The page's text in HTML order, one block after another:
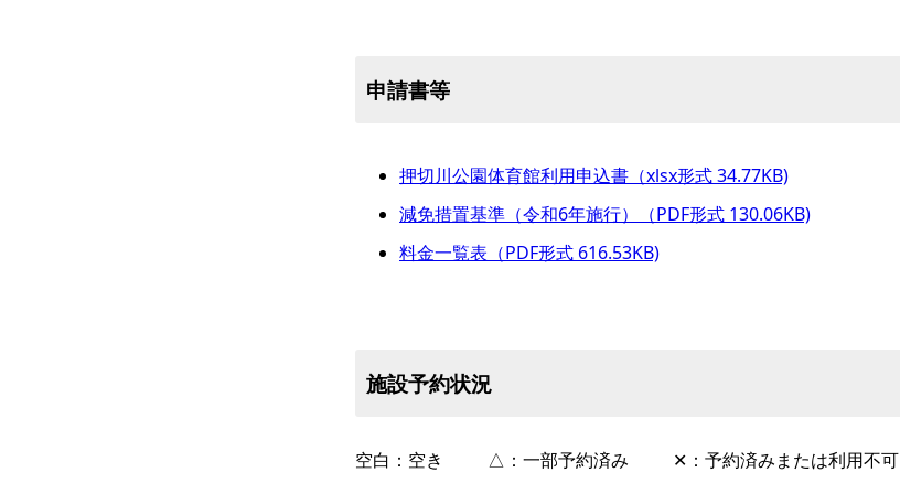
申請書等
押切川公園体育館利用申込書（xlsx形式 34.77KB)
減免措置基準（令和6年施行）（PDF形式 130.06KB)
料金一覧表（PDF形式 616.53KB)
施設予約状況
空白：空き △：一部予約済み
✕：予約済みまたは利用不可